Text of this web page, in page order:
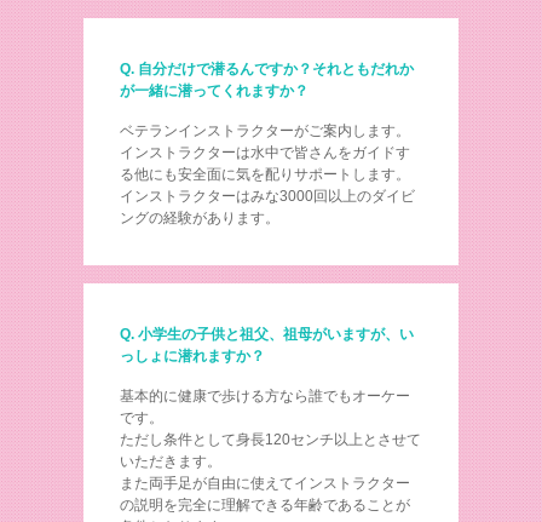
Q. 自分だけで潜るんですか？それともだれか
が一緒に潜ってくれますか？
ベテランインストラクターがご案内します。
インストラクターは水中で皆さんをガイドす
る他にも安全面に気を配りサポートします。
インストラクターはみな3000回以上のダイビ
ングの経験があります。
Q. 小学生の子供と祖父、祖母がいますが、い
っしょに潜れますか？
基本的に健康で歩ける方なら誰でもオーケー
です。
ただし条件として身長120センチ以上とさせて
いただきます。
また両手足が自由に使えてインストラクター
の説明を完全に理解できる年齢であることが